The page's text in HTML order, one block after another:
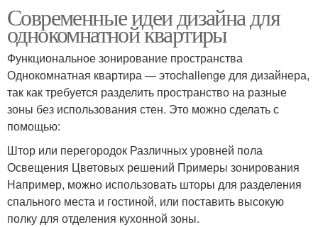
Современные идеи дизайна для
однокомнатной квартиры
Функциональное зонирование пространства
Однокомнатная квартира — этоchallenge для дизайнера,
так как требуется разделить пространство на разные
зоны без использования стен. Это можно сделать с
помощью:
Штор или перегородок Различных уровней пола
Освещения Цветовых решений Примеры зонирования
Например, можно использовать шторы для разделения
спального места и гостиной, или поставить высокую
полку для отделения кухонной зоны.